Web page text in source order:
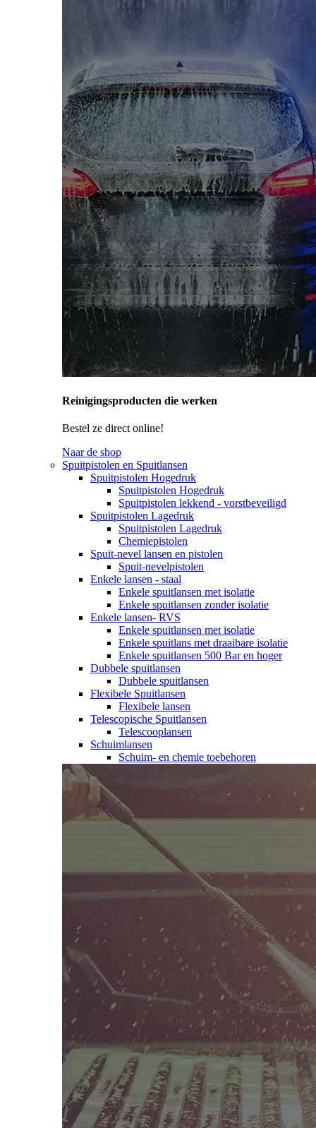
Reinigingsproducten die werken
Bestel ze direct online!
Naar de shop
Spuitpistolen en Spuitlansen
Spuitpistolen Hogedruk
Spuitpistolen Hogedruk
Spuitpistolen lekkend - vorstbeveiligd
Spuitpistolen Lagedruk
Spuitpistolen Lagedruk
Chemiepistolen
Spuit-nevel lansen en pistolen
Spuit-nevelpistolen
Enkele lansen - staal
Enkele spuitlansen met isolatie
Enkele spuitlansen zonder isolatie
Enkele lansen- RVS
Enkele spuitlansen met isolatie
Enkele spuitlans met draaibare isolatie
Enkele spuitlansen 500 Bar en hoger
Dubbele spuitlansen
Dubbele spuitlansen
Flexibele Spuitlansen
Flexibele lansen
Telescopische Spuitlansen
Telescooplansen
Schuimlansen
Schuim- en chemie toebehoren